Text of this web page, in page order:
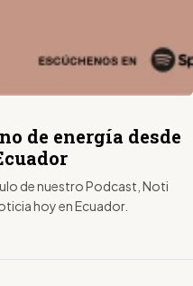
de energía desde
de nuestro Podcast, Noti
hoy en Ecuador.